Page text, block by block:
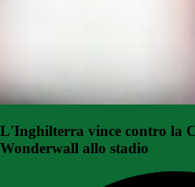
L'Inghilterra vince contro la
Wonderwall allo stadio